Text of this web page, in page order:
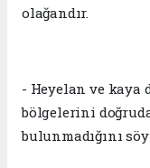
olağandır.
- Heyelan ve kaya
bölgelerini
bulunmadığını